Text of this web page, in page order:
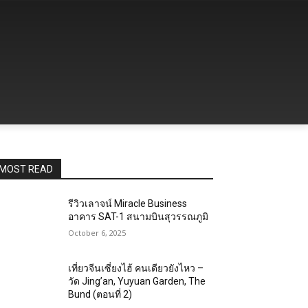
READ
รีวิวเลาจน์ Miracle Business
อาคาร SAT-1 สนามบินสุวรรณภูมิ
October 6, 2025
เที่ยวจีนเซี่ยงไฮ้ คนเดียวยังไหว –
วัด Jing’an, Yuyuan Garden, The
Bund (ตอนที่ 2)